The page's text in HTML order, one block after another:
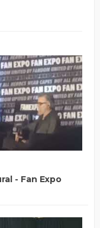
- Fan Expo